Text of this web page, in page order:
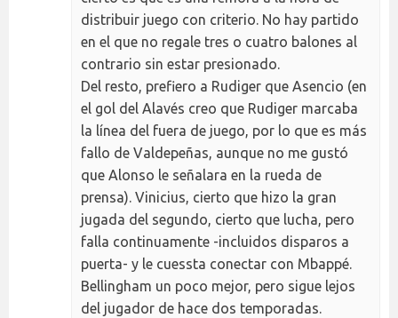
distribuir juego con criterio. No hay partido
en el que no regale tres o cuatro balones al
contrario sin estar presionado.
Del resto, prefiero a Rudiger que Asencio (en
el gol del Alavés creo que Rudiger marcaba
la línea del fuera de juego, por lo que es más
fallo de Valdepeñas, aunque no me gustó
que Alonso le señalara en la rueda de
prensa). Vinicius, cierto que hizo la gran
jugada del segundo, cierto que lucha, pero
falla continuamente -incluidos disparos a
puerta- y le cuessta conectar con Mbappé.
Bellingham un poco mejor, pero sigue lejos
del jugador de hace dos temporadas.